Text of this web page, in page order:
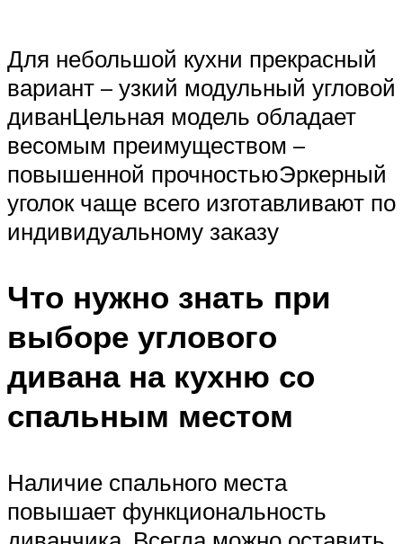
Для небольшой кухни прекрасный
вариант – узкий модульный угловой
диванЦельная модель обладает
весомым преимуществом –
повышенной прочностьюЭркерный
уголок чаще всего изготавливают по
индивидуальному заказу
Что нужно знать при
выборе углового
дивана на кухню со
спальным местом
Наличие спального места
повышает функциональность